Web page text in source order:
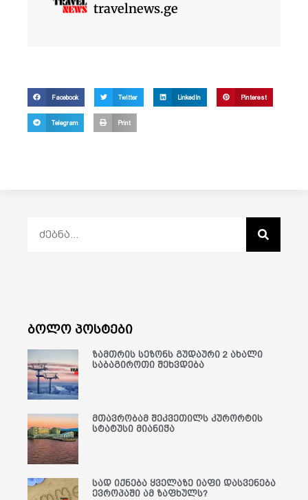
travelnews.ge
Facebook Twitter LinkedIn Pinterest
Telegram Print
ბოლო პოსტები
ზამთრის სეზონს გუდაური 2 ახალი
საბაგიროთი შეხვდება
მთავრობამ შეკვეთილს კურორტის
სტატუსი მიანიჭა
სად იქნება ყველაზე იაფი დასვენება
ევროპაში ამ ზაფხულს?